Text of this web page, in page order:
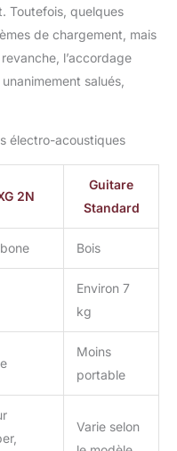
projet, puis
vos idées à
et partout
Encore plus
2N a
seul clic, vous
sonores
guitares sur le
De plus, il y a
vocal dans
Harmony, le
toujours la
stable. Profil du
plus large et cou
En main, il se
Toutefois, quelques
de chargement, mais
l’accordage
salués,
électro-acoustiques
2N
Guitare
Standard
Bois
Environ 7
kg
Moins
portable
Varie selon